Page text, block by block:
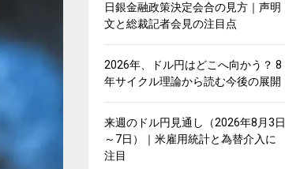
日銀金融政策決定会合の見方｜声明
文と総裁記者会見の注目点
2026年、ドル円はどこへ向かう？ 8
年サイクル理論から読む今後の展開
来週のドル円見通し（2026年8月3日
～7日）｜米雇用統計と為替介入に
注目